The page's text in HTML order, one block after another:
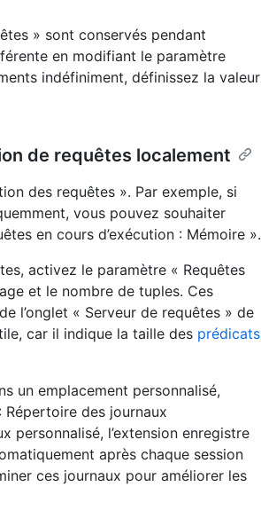
» sont conservés pendant
en modifiant le paramètre
indéfiniment, définissez la valeur
de requêtes localement
des requêtes ». Par exemple, si
vous pouvez souhaiter
en cours d’exécution : Mémoire ».
activez le paramètre « Requêtes
et le nombre de tuples. Ces
l’onglet « Serveur de requêtes » de
car il indique la taille des prédicats
un emplacement personnalisé,
Répertoire des journaux
personnalisé, l’extension enregistre
après chaque session
ces journaux pour améliorer les